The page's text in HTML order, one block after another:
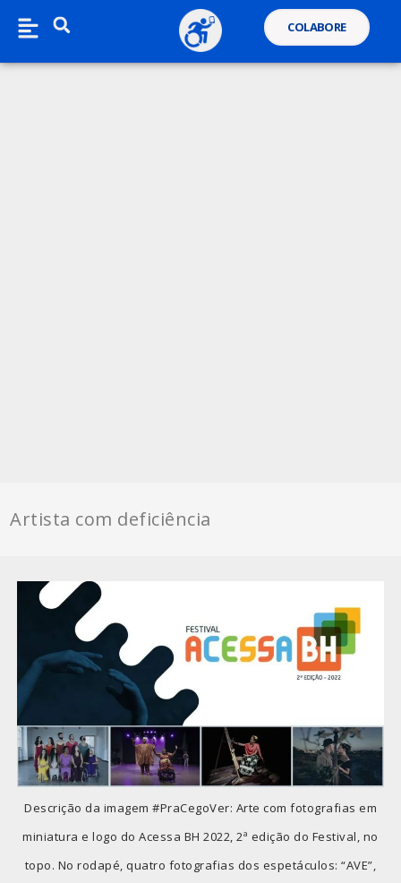
COLABORE
Artista com deficiência
Descrição da imagem #PraCegoVer: Arte com fotografias em
miniatura e logo do Acessa BH 2022, 2ª edição do Festival, no
topo. No rodapé, quatro fotografias dos espetáculos: “AVE”,